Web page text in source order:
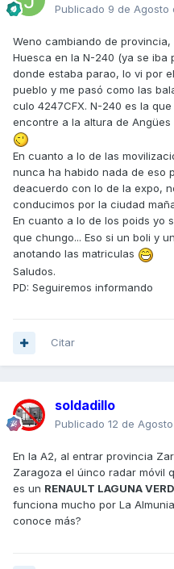
Publicado 9 de Agosto
Weno cambiando de
Huesca en la N-240 (ya se iba
donde estaba parao, lo vi por
pueblo y me pasó como las
culo 4247CFX. N-240 es la
encontre a la altura de
En cuanto a lo de las
nunca ha habido nada de eso
deacuerdo con lo de la expo,
conducimos por la ciudad
En cuanto a lo de los poids yo
que chungo... Eso si un boli y
anotando las matriculas
Saludos.
PD: Seguiremos informando
Citar
soldadillo
Publicado 12 de
En la A2, al entrar provincia
Zaragoza el úinco radar móvil
es un RENAULT LAGUNA
funciona mucho por La
conoce más?